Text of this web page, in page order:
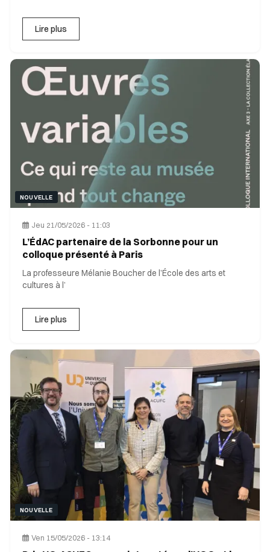
Lire plus
NOUVELLE
Jeu 21/05/2026 - 11:03
L’ÉdAC partenaire de la Sorbonne pour un
colloque présenté à Paris
La professeure Mélanie Boucher de l’École des arts et
cultures à l’
Lire plus
NOUVELLE
Ven 15/05/2026 - 13:14